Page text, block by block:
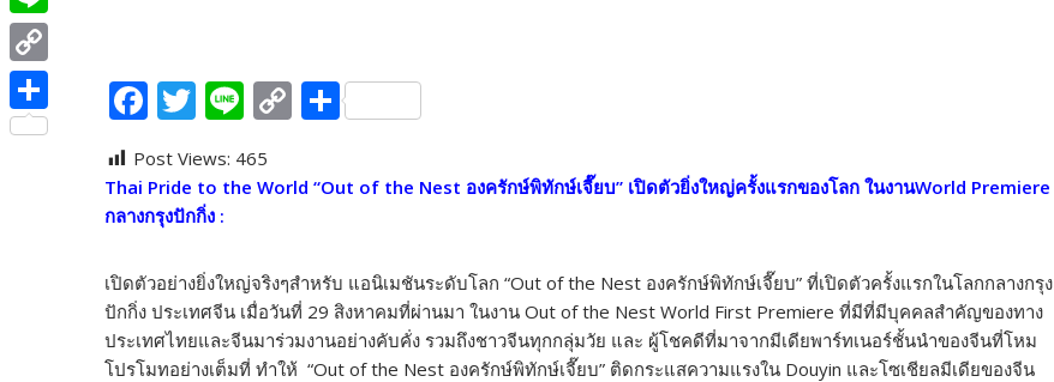
F
e
b
o
k
T
itt
er
Li
e
C
p
n
k
S
ar
Post Views: 465
Thai Pride to the World “Out of the Nest องครักษ์พิทักษ์เจี๊ยบ” เปิดตัวยิ่งใหญ่ครั้งแรกของโลก ในงานWorld Premiere
กลางกรุงปักกิ่ง :
เปิดตัวอย่างยิ่งใหญ่จริงๆสำหรับ แอนิเมชันระดับโลก “Out of the Nest องครักษ์พิทักษ์เจี๊ยบ” ที่เปิดตัวครั้งแรกในโลกกลางกรุง
ปักกิ่ง ประเทศจีน เมื่อวันที่ 29 สิงหาคมที่ผ่านมา ในงาน Out of the Nest World First Premiere ที่มีที่มีบุคคลสำคัญของทาง
ประเทศไทยและจีนมาร่วมงานอย่างคับคั่ง รวมถึงชาวจีนทุกกลุ่มวัย และ ผู้โชคดีที่มาจากมีเดียพาร์ทเนอร์ชั้นนำของจีนที่โหม
โปรโมทอย่างเต็มที่ ทำให้ “Out of the Nest องครักษ์พิทักษ์เจี๊ยบ” ติดกระแสความแรงใน Douyin และโซเชียลมีเดียของจีน
c
e
b
o
w
i
t
t
L
i
n
C
o
S